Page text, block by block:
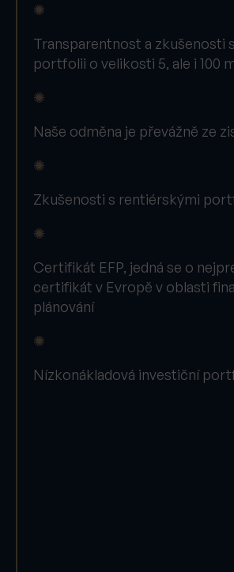
✺
Transparentnost a zkušenosti
portfolii o velikosti 5, ale i 100
✺
Naše odměna je převážně ze
✺
Zkušenosti s rentiérskými
✺
Certifikát EFP, jedná se o
certifikát v Evropě v oblasti
plánování
✺
Nízkonákladová investiční